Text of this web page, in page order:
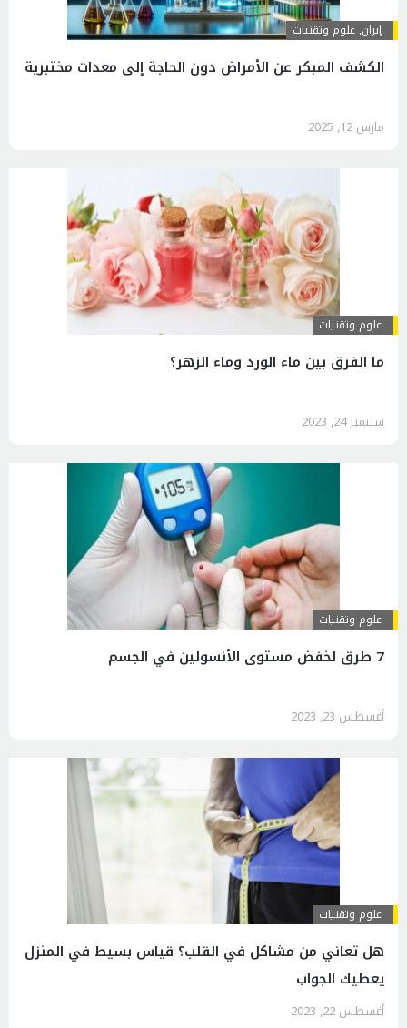
إيران,علوم وتقنيات
الكشف المبكر عن الأمراض دون الحاجة إلى معدات مختبرية
مارس 12, 2025
علوم وتقنيات
ما الفرق بين ماء الورد وماء الزهر؟
سبتمبر 24, 2023
علوم وتقنيات
7 طرق لخفض مستوى الأنسولين في الجسم
أغسطس 23, 2023
علوم وتقنيات
هل تعاني من مشاكل في القلب؟ قياس بسيط في المنزل
يعطيك الجواب
أغسطس 22, 2023